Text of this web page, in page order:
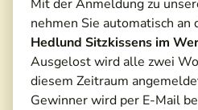
Mit der Anmeldung zu
nehmen Sie automatisch an
Hedlund Sitzkissens im
Ausgelost wird alle zwei
diesem Zeitraum
Gewinner wird per E-Mail
Testbericht